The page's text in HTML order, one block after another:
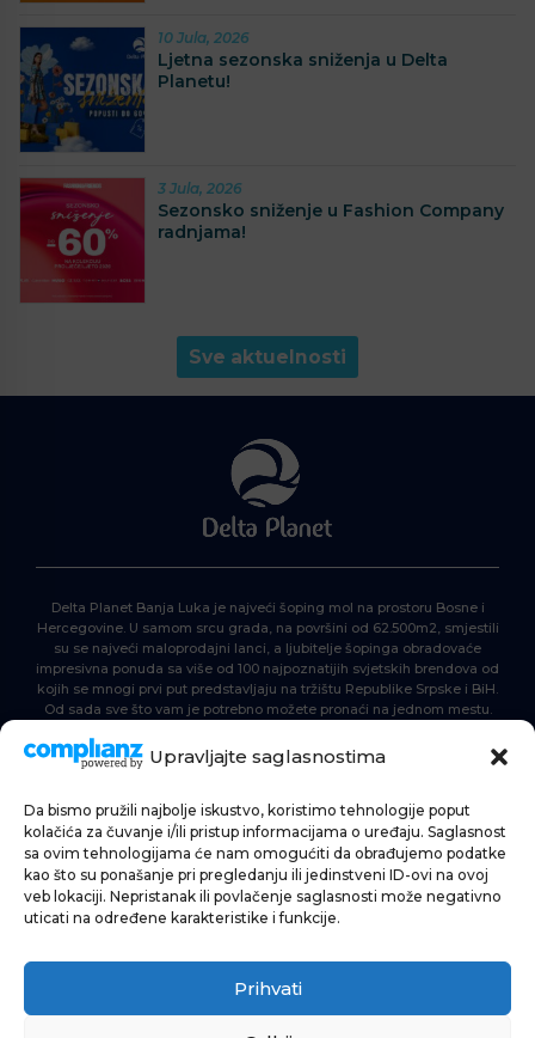
Upravljajte saglasnostima
Da bismo pružili najbolje iskustvo, koristimo tehnologije poput
kolačića za čuvanje i/ili pristup informacijama o uređaju. Saglasnost
sa ovim tehnologijama će nam omogućiti da obrađujemo podatke
kao što su ponašanje pri pregledanju ili jedinstveni ID-ovi na ovoj
veb lokaciji. Nepristanak ili povlačenje saglasnosti može negativno
uticati na određene karakteristike i funkcije.
Prihvati
10 Jula, 2026
Ljetna sezonska sniženja u Delta
Planetu!
3 Jula, 2026
Sezonsko sniženje u Fashion Company
radnjama!
Sve aktuelnosti
Delta Planet Banja Luka je najveći šoping mol na prostoru Bosne i
Hercegovine. U samom srcu grada, na površini od 62.500m2, smjestili
su se najveći maloprodajni lanci, a ljubitelje šopinga obradovaće
impresivna ponuda sa više od 100 najpoznatijih svjetskih brendova od
kojih se mnogi prvi put predstavljaju na tržištu Republike Srpske i BiH.
Od sada sve što vam je potrebno možete pronaći na jednom mestu.
POČETNA
ŠOPING
AKTUELNOSTI
ZABAVA